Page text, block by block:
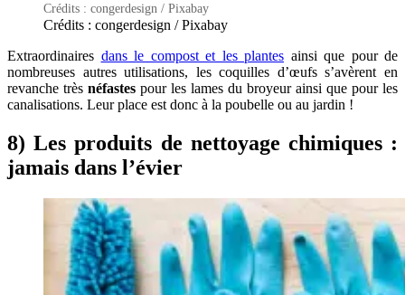
Crédits : congerdesign / Pixabay
Crédits : congerdesign / Pixabay
Extraordinaires dans le compost et les plantes ainsi que pour de
nombreuses autres utilisations, les coquilles d’œufs s’avèrent en
revanche très néfastes pour les lames du broyeur ainsi que pour les
canalisations. Leur place est donc à la poubelle ou au jardin !
8) Les produits de nettoyage chimiques :
jamais dans l’évier